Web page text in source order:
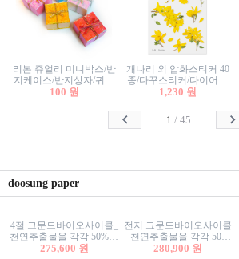
리본 쥬얼리 미니박스/반
지케이스/반지상자/귀걸
이상자/귀걸이박스/악세
100 원
개나리 외 압화스티커 40
종/다꾸스티커/다이어리
꾸미기/꽃스티커/자연물
1,230 원
1 /45
doosung paper
4절 그문드바이오사이클_
천연추출물을 각각 50%이
상 함유한 친환경그래픽
275,600 원
전지 그문드바이오사이클
_천연추출물을 각각 50%
이상 함유한 친환경그래
280,900 원